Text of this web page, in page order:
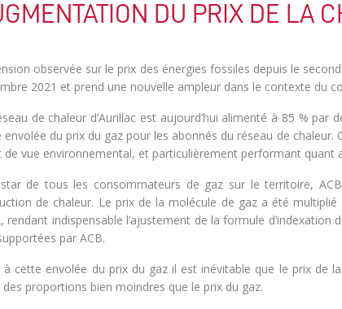
DU PRIX DE LA
observée sur le prix des énergies fossiles depuis le
2021 et prend une nouvelle ampleur dans le contexte du
de chaleur d’Aurillac est aujourd’hui alimenté à 85 %
envolée du prix du gaz pour les abonnés du réseau de
de vue environnemental, et particulièrement performant quant
de tous les consommateurs de gaz sur le territoire,
de chaleur. Le prix de la molécule de gaz a été
rendant indispensable l’ajustement de la formule
par ACB.
à cette envolée du prix du gaz il est inévitable que le prix de
des proportions bien moindres que le prix du gaz.